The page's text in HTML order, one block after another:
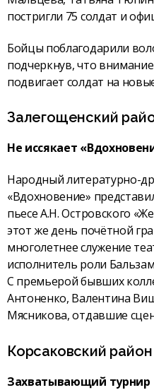
постригли 75 солдат и
Бойцы поблагодарили
подчеркнув, что
подвигает солдат на
Залегощенский
Не иссякает
Народный литературно-
«Вдохновение»
пьесе А.Н. Островского
этот же день почётной
многолетнее служение
исполнитель роли
С премьерой бывших
Антоненко, Валентина
Мясникова, отдавшие
Корсаковский район
Захватывающий турнир